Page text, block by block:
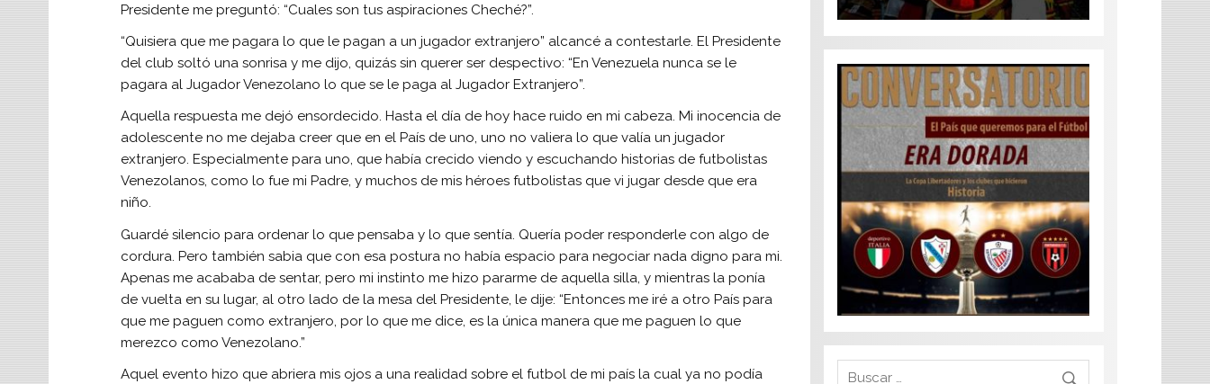
Presidente me preguntó: “Cuales son tus aspiraciones Cheché?”.
“Quisiera que me pagara lo que le pagan a un jugador extranjero” alcancé a contestarle. El Presidente
del club soltó una sonrisa y me dijo, quizás sin querer ser despectivo: “En Venezuela nunca se le
pagara al Jugador Venezolano lo que se le paga al Jugador Extranjero”.
Aquella respuesta me dejó ensordecido. Hasta el día de hoy hace ruido en mi cabeza. Mi inocencia de
adolescente no me dejaba creer que en el País de uno, uno no valiera lo que valía un jugador
extranjero. Especialmente para uno, que había crecido viendo y escuchando historias de futbolistas
Venezolanos, como lo fue mi Padre, y muchos de mis héroes futbolistas que vi jugar desde que era
niño.
Guardé silencio para ordenar lo que pensaba y lo que sentía. Quería poder responderle con algo de
cordura. Pero también sabia que con esa postura no había espacio para negociar nada digno para mi.
Apenas me acababa de sentar, pero mi instinto me hizo pararme de aquella silla, y mientras la ponía
de vuelta en su lugar, al otro lado de la mesa del Presidente, le dije: “Entonces me iré a otro País para
que me paguen como extranjero, por lo que me dice, es la única manera que me paguen lo que
merezco como Venezolano.”
Aquel evento hizo que abriera mis ojos a una realidad sobre el futbol de mi país la cual ya no podía